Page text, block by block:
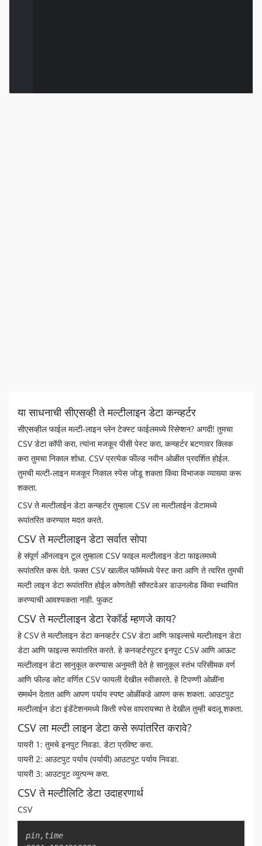
या साधनाची सीएसव्ही ते मल्टीलाइन डेटा कन्व्हर्टर
सीएसव्हील फाईल मल्टी-लाइन प्लेन टेक्स्ट फाईलमध्ये रिसेप्शन? अगदी! तुमचा
CSV डेटा कॉपी करा, त्यांना मजकूर पीसी पेस्ट करा, कन्व्हर्टर बटणावर क्लिक
करा तुमचा निकाल शोधा. CSV प्रत्येक फील्ड नवीन ओळीत प्रदर्शित होईल.
तुमची मल्टी-लाइन मजकूर निकाल स्पेस जोडू शकता किंवा विभाजक व्याख्या करू
शकता.
CSV ते मल्टीलाईन डेटा कन्व्हर्टर तुम्हाला CSV ला मल्टीलाईन डेटामध्ये
रूपांतरित करण्यात मदत करते.
CSV ते मल्टीलाइन डेटा सर्वात सोपा
हे संपूर्ण ऑनलाइन टूल तुम्हाला CSV फाइल मल्टीलाइन डेटा फाइलमध्ये
रूपांतरित करू देते. फक्त CSV खालील फॉर्ममध्ये पेस्ट करा आणि ते त्वरित तुमची
मल्टी लाइन डेटा रूपांतरित होईल कोणतेही सॉफ्टवेअर डाउनलोड किंवा स्थापित
करण्याची आवश्यकता नाही. फुकट
CSV ते मल्टीलाइन डेटा रेकॉर्ड म्हणजे काय?
हे CSV ते मल्टीलाइन डेटा कनव्हर्टर CSV डेटा आणि फाइल्सचे मल्टीलाइन डेटा
डेटा आणि फाइल्स रूपांतरित करते. हे कनव्हर्टरपुटर इनपुट CSV आणि आऊट
मल्टीलाइन डेटा सानुकूल करण्यास अनुमती देते हे सानुकूल स्तंभ परिसीमक वर्ण
आणि फील्ड कोट वर्णित CSV फायली देखील स्वीकारते. हे टिपण्णी ओळींना
समर्थन देतात आणि आपण पर्याय स्पष्ट ओळींकडे आपण करू शकता. आउटपुट
मल्टीलाईन डेटा इंडेंटेशनमध्ये किती स्पेस वापरायच्या ते देखील तुम्ही बदलू शकता.
CSV ला मल्टी लाइन डेटा कसे रूपांतरित करावे?
पायरी 1: तुमचे इनपुट निवडा. डेटा प्रविष्ट करा.
पायरी 2: आउटपुट पर्याय (पर्यायी) आउटपुट पर्याय निवडा.
पायरी 3: आउटपुट व्युत्पन्न करा.
CSV ते मल्टीलिटि डेटा उदाहरणार्थ
CSV
pin,time